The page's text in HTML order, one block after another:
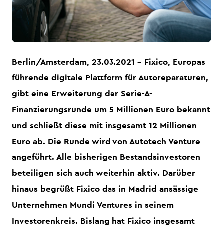
Berlin/Amsterdam, 23.03.2021 – Fixico, Europas
führende digitale Plattform für Autoreparaturen,
gibt eine Erweiterung der Serie-A-
Finanzierungsrunde um 5 Millionen Euro bekannt
und schließt diese mit insgesamt 12 Millionen
Euro ab. Die Runde wird von Autotech Venture
angeführt. Alle bisherigen Bestandsinvestoren
beteiligen sich auch weiterhin aktiv. Darüber
hinaus begrüßt Fixico das in Madrid ansässige
Unternehmen Mundi Ventures in seinem
Investorenkreis. Bislang hat Fixico insgesamt